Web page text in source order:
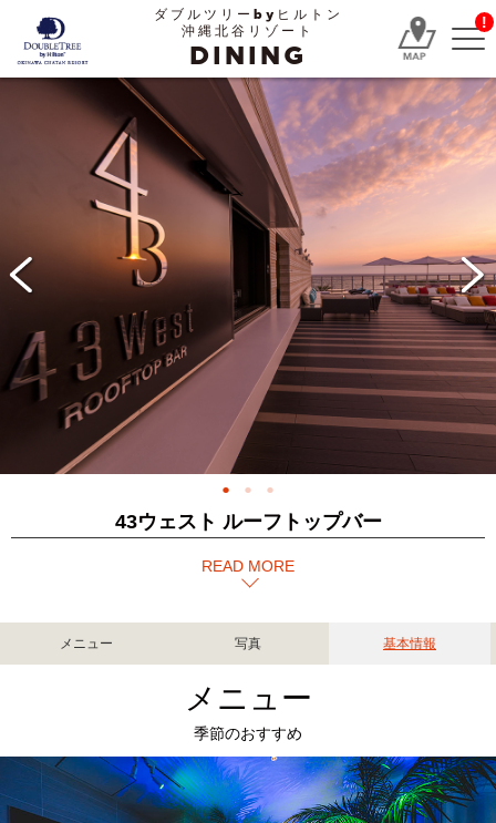
ダブルツリーbyヒルトン
沖縄北谷リゾート
DINING
!
43ウェスト ルーフトップバー
READ MORE
メニュー 写真 基本情報
メニュー
季節のおすすめ